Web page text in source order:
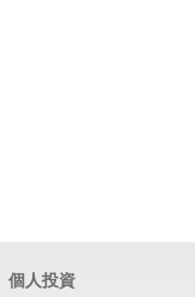
個人投資